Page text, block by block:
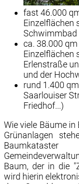
fast 46.000
Einzelflächen
Schwimmbad
ca. 38.000
Einzelflächen
Erlenstraße
und der
rund 1.400
Saarlouiser
Friedhof...)
Wie viele Bäume
Grünanlagen
Baum, der in die
wird hierin